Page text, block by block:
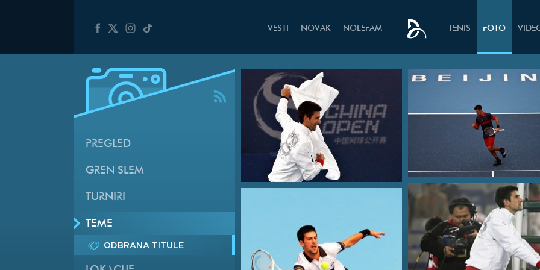
VESTI NOVAK NOLEFAM TENIS FOTO
PREGLED
GREN SLEM
TURNIRI
TEME
ODBRANA TITULE